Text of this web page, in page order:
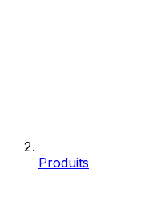
Produits